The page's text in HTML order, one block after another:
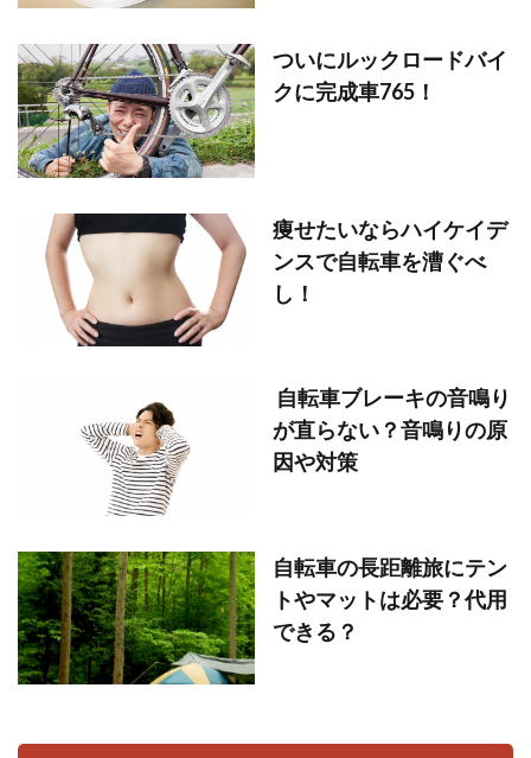
ついにルックロードバイ
クに完成車765！
痩せたいならハイケイデ
ンスで自転車を漕ぐべ
し！
自転車ブレーキの音鳴り
が直らない？音鳴りの原
因や対策
自転車の長距離旅にテン
トやマットは必要？代用
できる？